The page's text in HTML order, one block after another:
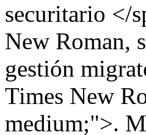
securitario </
New Roman,
gestión
Times New
medium;">.